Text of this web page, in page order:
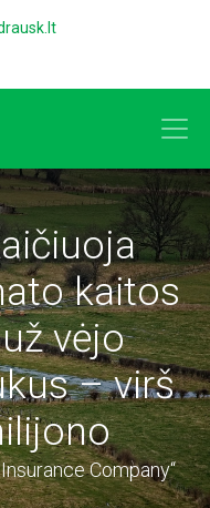
kaitos
vėjo
– virš
Company“